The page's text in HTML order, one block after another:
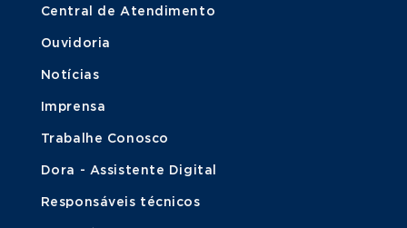
Central de Atendimento
Ouvidoria
Notícias
Imprensa
Trabalhe Conosco
Dora - Assistente Digital
Responsáveis técnicos